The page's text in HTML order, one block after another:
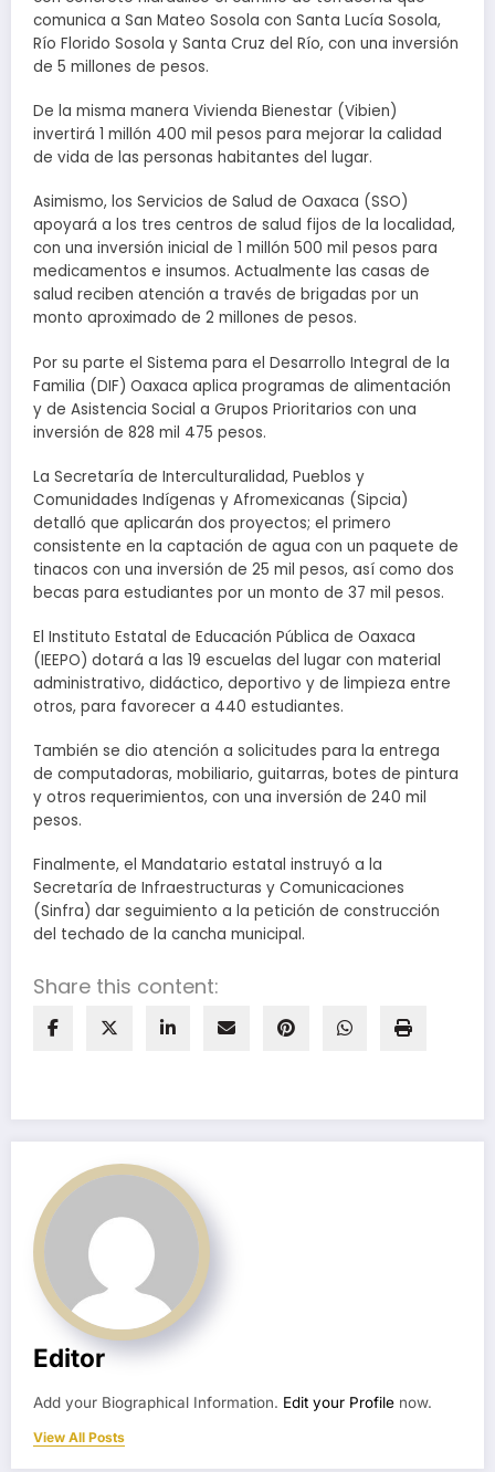
comunica a San Mateo Sosola con Santa Lucía Sosola,
Río Florido Sosola y Santa Cruz del Río, con una inversión
de 5 millones de pesos.
De la misma manera Vivienda Bienestar (Vibien)
invertirá 1 millón 400 mil pesos para mejorar la calidad
de vida de las personas habitantes del lugar.
Asimismo, los Servicios de Salud de Oaxaca (SSO)
apoyará a los tres centros de salud fijos de la localidad,
con una inversión inicial de 1 millón 500 mil pesos para
medicamentos e insumos. Actualmente las casas de
salud reciben atención a través de brigadas por un
monto aproximado de 2 millones de pesos.
Por su parte el Sistema para el Desarrollo Integral de la
Familia (DIF) Oaxaca aplica programas de alimentación
y de Asistencia Social a Grupos Prioritarios con una
inversión de 828 mil 475 pesos.
La Secretaría de Interculturalidad, Pueblos y
Comunidades Indígenas y Afromexicanas (Sipcia)
detalló que aplicarán dos proyectos; el primero
consistente en la captación de agua con un paquete de
tinacos con una inversión de 25 mil pesos, así como dos
becas para estudiantes por un monto de 37 mil pesos.
El Instituto Estatal de Educación Pública de Oaxaca
(IEEPO) dotará a las 19 escuelas del lugar con material
administrativo, didáctico, deportivo y de limpieza entre
otros, para favorecer a 440 estudiantes.
También se dio atención a solicitudes para la entrega
de computadoras, mobiliario, guitarras, botes de pintura
y otros requerimientos, con una inversión de 240 mil
pesos.
Finalmente, el Mandatario estatal instruyó a la
Secretaría de Infraestructuras y Comunicaciones
(Sinfra) dar seguimiento a la petición de construcción
del techado de la cancha municipal.
Share this content:
Editor
Add your Biographical Information. Edit your Profile now.
View All Posts